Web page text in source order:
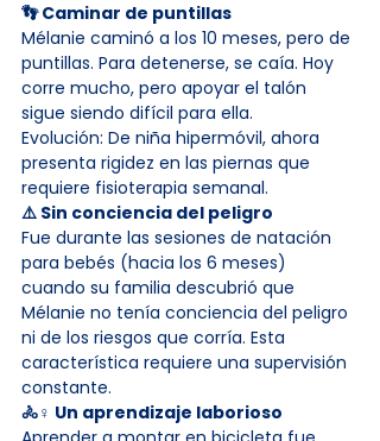
👣 Caminar de puntillas
Mélanie caminó a los 10 meses, pero de
puntillas. Para detenerse, se caía. Hoy
corre mucho, pero apoyar el talón
sigue siendo difícil para ella.
Evolución: De niña hipermóvil, ahora
presenta rigidez en las piernas que
requiere fisioterapia semanal.
⚠️ Sin conciencia del peligro
Fue durante las sesiones de natación
para bebés (hacia los 6 meses)
cuando su familia descubrió que
Mélanie no tenía conciencia del peligro
ni de los riesgos que corría. Esta
característica requiere una supervisión
constante.
🚴♀️ Un aprendizaje laborioso